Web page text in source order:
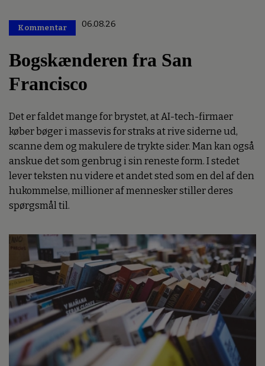
Kommentar 06.08.26
Bogskænderen fra San
Francisco
Det er faldet mange for brystet, at AI-tech-firmaer
køber bøger i massevis for straks at rive siderne ud,
scanne dem og makulere de trykte sider. Man kan også
anskue det som genbrug i sin reneste form. I stedet
lever teksten nu videre et andet sted som en del af den
hukommelse, millioner af mennesker stiller deres
spørgsmål til.